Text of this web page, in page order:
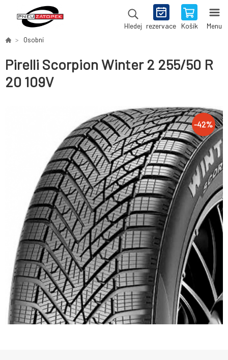
Hledej rezervace Košík Menu
Osobní
Pirelli Scorpion Winter 2 255/50 R
20 109V
-42%